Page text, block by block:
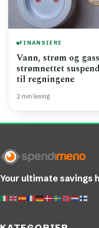
FINANSIERE
Vann, strøm og
strømnettet
til regningene
2 min lesing
Your ultimate savings